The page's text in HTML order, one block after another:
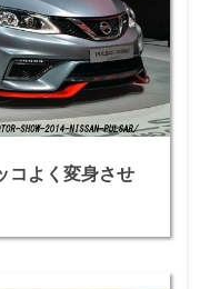
コよく変身させ